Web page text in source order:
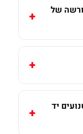
של
יד